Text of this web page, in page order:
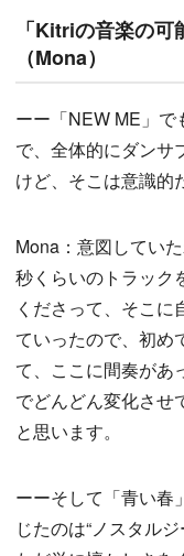
「Kitriの音楽の可
（Mona）
ーー「NEW ME」で
で、全体的にダンサ
けど、そこは意識的
Mona：意図してい
秒くらいのトラック
くださって、そこ
ていったので、初め
て、ここに間奏があ
でどんどん変化させ
と思います。
ーーそして「青い春
じたのは“ノスタル